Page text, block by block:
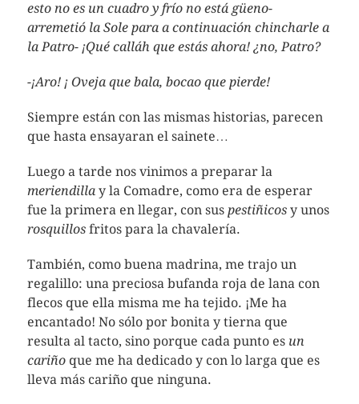
esto no es un cuadro y frío no está güeno-
arremetió la Sole para a continuación chincharle a
la Patro- ¡Qué calláh que estás ahora! ¿no, Patro?
-¡Aro! ¡ Oveja que bala, bocao que pierde!
Siempre están con las mismas historias, parecen
que hasta ensayaran el sainete…
Luego a tarde nos vinimos a preparar la
meriendillay la Comadre, como era de esperar
fue la primera en llegar, con sus pestiñicosy unos
rosquillos fritos para la chavalería.
También, como buena madrina, me trajo un
regalillo: una preciosa bufanda roja de lana con
flecos que ella misma me ha tejido. ¡Me ha
encantado! No sólo por bonita y tierna que
resulta al tacto, sino porque cada punto es un
cariñoque me ha dedicado y con lo larga que es
lleva más cariño que ninguna.